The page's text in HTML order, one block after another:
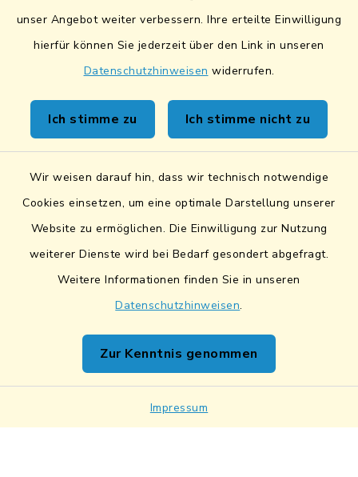
unser Angebot weiter verbessern. Ihre erteilte Einwilligung
hierfür können Sie jederzeit über den Link in unseren
Datenschutzhinweisen widerrufen.
Ich stimme zu Ich stimme nicht zu
Wir weisen darauf hin, dass wir technisch notwendige
Cookies einsetzen, um eine optimale Darstellung unserer
Website zu ermöglichen. Die Einwilligung zur Nutzung
weiterer Dienste wird bei Bedarf gesondert abgefragt.
Weitere Informationen finden Sie in unseren
Datenschutzhinweisen.
Zur Kenntnis genommen
Impressum
Kontakt
Sicheres Kontaktformular
Sicherer Datentransfer
Barrierefreiheit
Datenschutz
Netiquette
Sitemap